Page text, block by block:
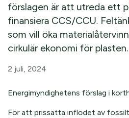
förslagen är att utreda ett
finansiera CCS/CCU.
som vill öka
cirkulär ekonomi för plasten.
2 juli, 2024
Energimyndighetens förslag i
För att prissätta inflödet av